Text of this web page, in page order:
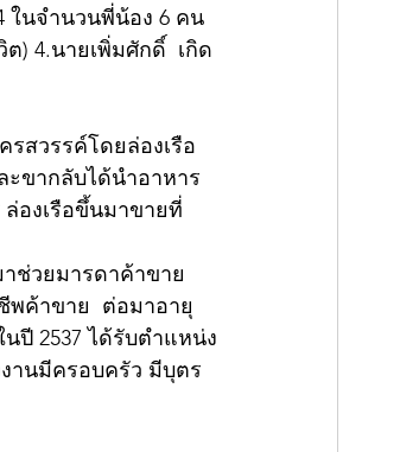
นจำนวนพี่น้อง 6 คน
) 4.นายเพิ่มศักดิ์  เกิด
สวรรค์โดยล่องเรือ
ขากลับได้นำอาหาร
องเรือขึ้นมาขายที่
ช่วยมารดาค้าขาย
พค้าขาย  ต่อมาอายุ
ปี 2537 ได้รับตำแหน่ง
านมีครอบครัว มีบุตร